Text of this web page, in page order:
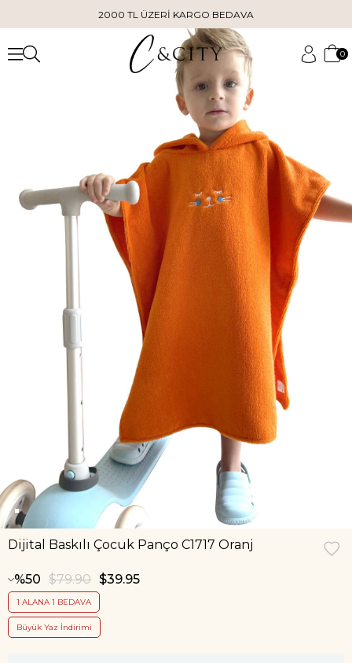
2000 TL ÜZERİ KARGO BEDAVA
0
Dijital Baskılı Çocuk Panço C1717 Oranj
50 $79.90 $39.95
1 ALANA 1 BEDAVA
Büyük Yaz İndirimi